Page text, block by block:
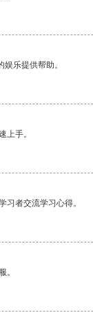
乐提供帮助。
上手。
习者交流学习心得。
。